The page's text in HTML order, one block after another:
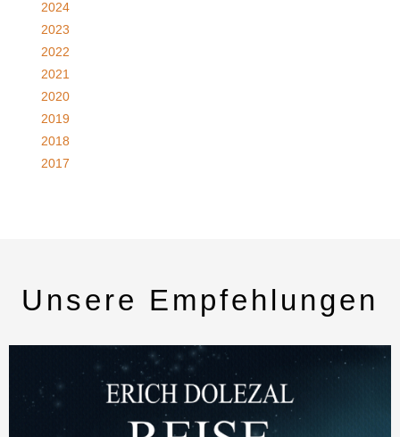
2024
2023
2022
2021
2020
2019
2018
2017
Unsere Empfehlungen